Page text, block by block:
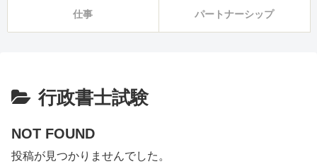
仕事 パートナーシップ
行政書士試験
NOT FOUND
投稿が見つかりませんでした。